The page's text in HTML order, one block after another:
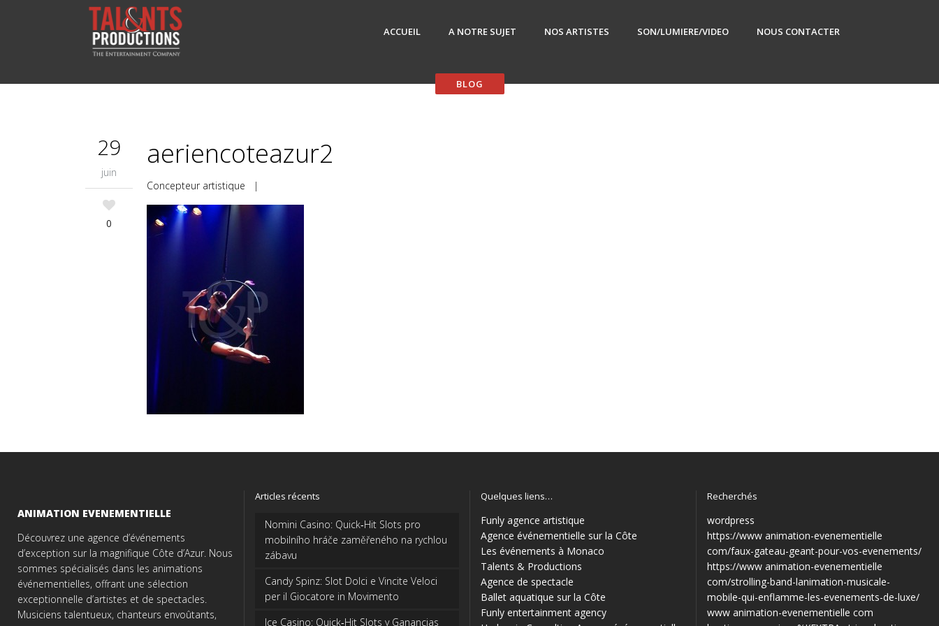
ACCUEIL A NOTRE SUJET NOS ARTISTES SON/LUMIERE/VIDEO NOUS CONTACTER
29
juin
0
aeriencoteazur2
Concepteur artistique |
ANIMATION EVENEMENTIELLE
Découvrez une agence d’événements
d’exception sur la magnifique Côte d’Azur. Nous
sommes spécialisés dans les animations
événementielles, offrant une sélection
exceptionnelle d’artistes et de spectacles.
Musiciens talentueux, chanteurs envoûtants,
Articles récents
Nomini Casino: Quick‑Hit Slots pro
mobilního hráče zaměřeného na rychlou
zábavu
Candy Spinz: Slot Dolci e Vincite Veloci
per il Giocatore in Movimento
Ice Casino: Quick‑Hit Slots y Ganancias
Quelques liens…
Funly agence artistique
Agence événementielle sur la Côte
Les événements à Monaco
Talents & Productions
Agence de spectacle
Ballet aquatique sur la Côte
Funly entertainment agency
Recherchés
wordpress
https://www animation-evenementielle
com/faux-gateau-geant-pour-vos-evenements/
https://www animation-evenementielle
com/strolling-band-lanimation-musicale-
mobile-qui-enflamme-les-evenements-de-luxe/
www animation-evenementielle com